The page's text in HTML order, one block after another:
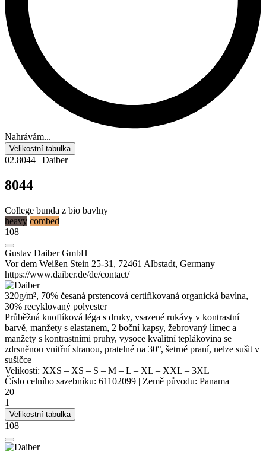
Nahrávám...
Velikostní tabulka
02.8044 | Daiber
8044
College bunda z bio bavlny
heavy combed
108
Gustav Daiber GmbH
Vor dem Weißen Stein 25-31, 72461 Albstadt, Germany
https://www.daiber.de/de/contact/
320g/m², 70% česaná prstencová certifikovaná organická bavlna,
30% recyklovaný polyester
Průběžná knoflíková léga s druky, vsazené rukávy v kontrastní
barvě, manžety s elastanem, 2 boční kapsy, žebrovaný límec a
manžety s kontrastními pruhy, vysoce kvalitní teplákovina se
zdrsněnou vnitřní stranou, pratelné na 30°, šetrné praní, nelze sušit v
sušičce
Velikosti: XXS – XS – S – M – L – XL – XXL – 3XL
Číslo celního sazebníku: 61102099 | Země původu: Panama
20
1
Velikostní tabulka
108